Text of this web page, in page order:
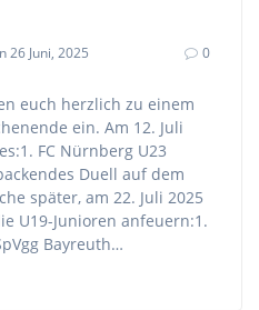
26 Juni, 2025 0
euch herzlich zu einem
ein. Am 12. Juli
FC Nürnberg U23
Duell auf dem
später, am 22. Juli 2025
U19-Junioren anfeuern:1.
Bayreuth…